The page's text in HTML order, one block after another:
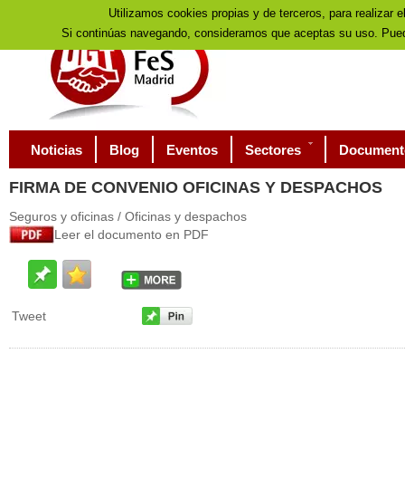
Noticias Blog Eventos Sectores
FIRMADE CONVENIO OFICINAS Y DESPACHOS
Seguros y oficinas / Oficinas y despachos
Leer el documento en PDF
Tweet
Utilizamos cookies propias y de terceros, para realizar
Si continúas navegando, consideramos que aceptas su uso.